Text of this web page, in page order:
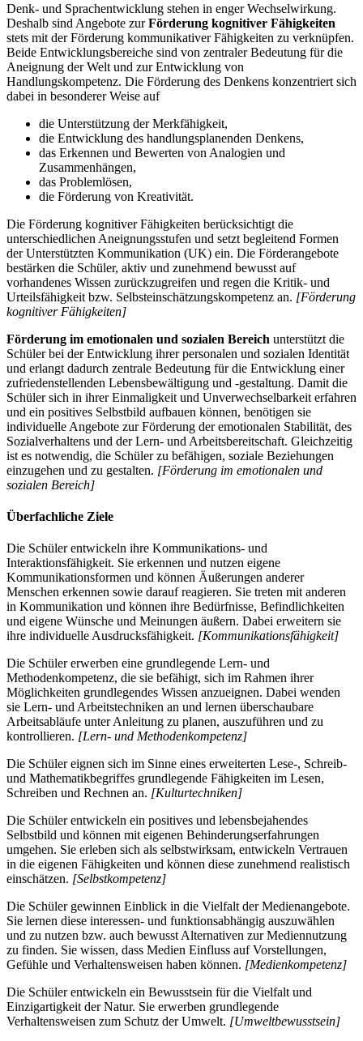
Denk- und Sprachentwicklung stehen in enger Wechselwirkung.
Deshalb sind Angebote zurFörderung kognitiver Fähigkeiten
stets mit der Förderung kommunikativer Fähigkeiten zu verknüpfen.
Beide Entwicklungsbereiche sind von zentraler Bedeutung für die
Aneignung der Welt und zur Entwicklung von
Handlungskompetenz. Die Förderung des Denkens konzentriert sich
dabei in besonderer Weise auf
die Unterstützung der Merkfähigkeit,
die Entwicklung des handlungsplanenden Denkens,
das Erkennen und Bewerten von Analogien und
Zusammenhängen,
das Problemlösen,
die Förderung von Kreativität.
Die Förderung kognitiver Fähigkeiten berücksichtigt die
unterschiedlichen Aneignungsstufen und setzt begleitend Formen
der Unterstützten Kommunikation (UK) ein. Die Förderangebote
bestärken die Schüler, aktiv und zunehmend bewusst auf
vorhandenes Wissen zurückzugreifen und regen die Kritik- und
Urteilsfähigkeit bzw. Selbsteinschätzungskompetenz an. [Förderung
kognitiver Fähigkeiten]
Förderung im emotionalen und sozialen Bereich unterstützt die
Schüler bei der Entwicklung ihrer personalen und sozialen Identität
und erlangt dadurch zentrale Bedeutung für die Entwicklung einer
zufriedenstellenden Lebensbewältigung und -gestaltung. Damit die
Schüler sich in ihrer Einmaligkeit und Unverwechselbarkeit erfahren
und ein positives Selbstbild aufbauen können, benötigen sie
individuelle Angebote zur Förderung der emotionalen Stabilität, des
Sozialverhaltens und der Lern- und Arbeitsbereitschaft. Gleichzeitig
ist es notwendig, die Schüler zu befähigen, soziale Beziehungen
einzugehen und zu gestalten. [Förderung im emotionalen und
sozialen Bereich]
Überfachliche Ziele
Die Schüler entwickeln ihre Kommunikations- und
Interaktionsfähigkeit. Sie erkennen und nutzen eigene
Kommunikationsformen und können Äußerungen anderer
Menschen erkennen sowie darauf reagieren. Sie treten mit anderen
in Kommunikation und können ihre Bedürfnisse, Befindlichkeiten
und eigene Wünsche und Meinungen äußern. Dabei erweitern sie
ihre individuelle Ausdrucksfähigkeit. [Kommunikationsfähigkeit]
Die Schüler erwerben eine grundlegende Lern- und
Methodenkompetenz, die sie befähigt, sich im Rahmen ihrer
Möglichkeiten grundlegendes Wissen anzueignen. Dabei wenden
sie Lern- und Arbeitstechniken an und lernen überschaubare
Arbeitsabläufe unter Anleitung zu planen, auszuführen und zu
kontrollieren. [Lern- und Methodenkompetenz]
Die Schüler eignen sich im Sinne eines erweiterten Lese-, Schreib-
und Mathematikbegriffes grundlegende Fähigkeiten im Lesen,
Schreiben und Rechnen an. [Kulturtechniken]
Die Schüler entwickeln ein positives und lebensbejahendes
Selbstbild und können mit eigenen Behinderungserfahrungen
umgehen. Sie erleben sich als selbstwirksam, entwickeln Vertrauen
in die eigenen Fähigkeiten und können diese zunehmend realistisch
einschätzen. [Selbstkompetenz]
Die Schüler gewinnen Einblick in die Vielfalt der Medienangebote.
Sie lernen diese interessen- und funktionsabhängig auszuwählen
und zu nutzen bzw. auch bewusst Alternativen zur Mediennutzung
zu finden. Sie wissen, dass Medien Einfluss auf Vorstellungen,
Gefühle und Verhaltensweisen haben können. [Medienkompetenz]
Die Schüler entwickeln ein Bewusstsein für die Vielfalt und
Einzigartigkeit der Natur. Sie erwerben grundlegende
Verhaltensweisen zum Schutz der Umwelt. [Umweltbewusstsein]